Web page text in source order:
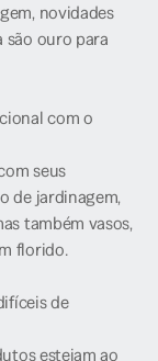
novidades
são ouro para
com o
seus
de jardinagem,
também vasos,
florido.
de
estejam ao